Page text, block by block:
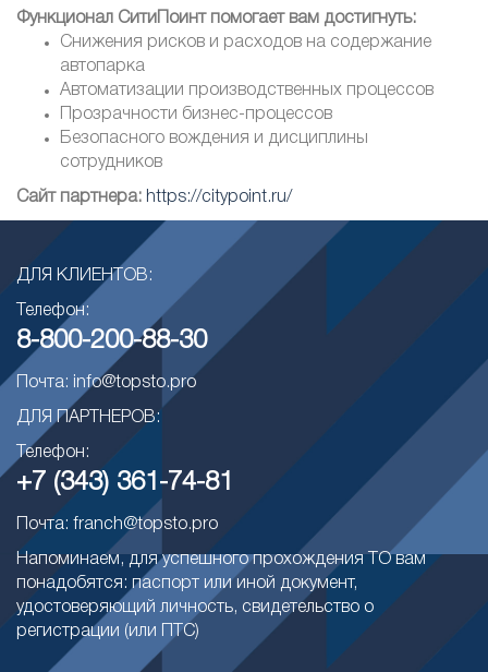
Функционал СитиПоинт помогает вам достигнуть:
Снижения рисков и расходов на содержание
автопарка
Автоматизации производственных процессов
Прозрачности бизнес-процессов
Безопасного вождения и дисциплины
сотрудников
Сайт партнера: https://citypoint.ru/
ДЛЯ КЛИЕНТОВ:
Телефон:
8-800-200-88-30
Почта: info@topsto.pro
ДЛЯ ПАРТНЕРОВ:
Телефон:
+7 (343) 361-74-81
Почта: franch@topsto.pro
Напоминаем, для успешного прохождения ТО вам
понадобятся: паспорт или иной документ,
удостоверяющий личность, свидетельство о
регистрации (или ПТС)